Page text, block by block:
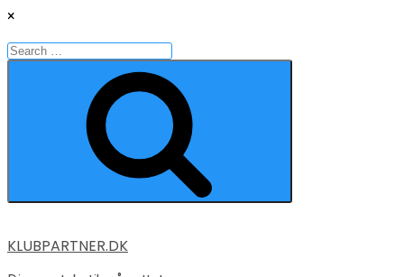
×
Search
for:
Skip
KLUBPARTNER.DK